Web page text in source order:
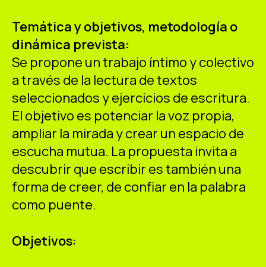
Temática y objetivos, metodología o
dinámica prevista:
Se propone un trabajo íntimo y colectivo
a través de la lectura de textos
seleccionados y ejercicios de escritura.
El objetivo es potenciar la voz propia,
ampliar la mirada y crear un espacio de
escucha mutua. La propuesta invita a
descubrir que escribir es también una
forma de creer, de confiar en la palabra
como puente.
Objetivos: